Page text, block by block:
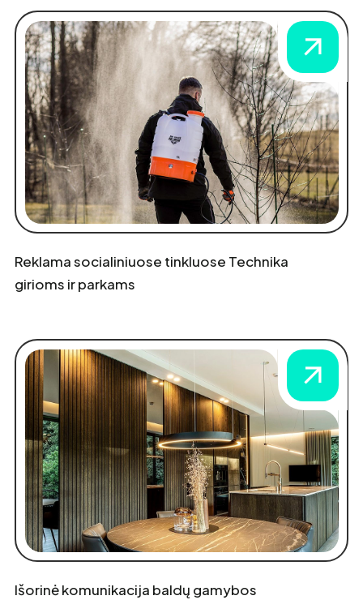
Reklama socialiniuose tinkluose Technika
girioms ir parkams
Išorinė komunikacija baldų gamybos